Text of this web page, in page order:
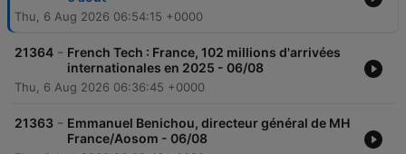
Thu, 6 Aug 2026 06:54:15 +0000
21364 - French Tech : France, 102 millions d'arrivées
internationales en 2025 - 06/08
Thu, 6 Aug 2026 06:36:45 +0000
21363 - Emmanuel Benichou, directeur général de MH
France/Aosom - 06/08